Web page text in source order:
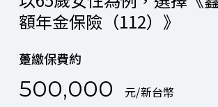
額年金保險（112）》
躉繳保費約
500,000 元/新台幣